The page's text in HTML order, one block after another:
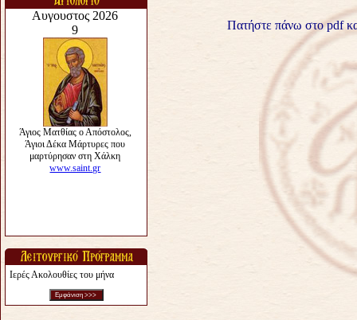
Ιερές Ακολουθίες του μήνα
Πατήστε πάνω στο pdf